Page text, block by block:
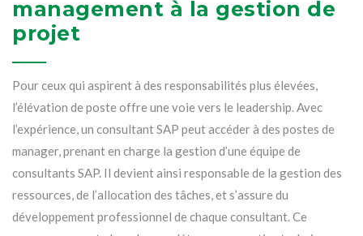
management à la gestion de
projet
Pour ceux qui aspirent à des responsabilités plus élevées,
l’élévation de poste offre une voie vers le leadership. Avec
l’expérience, un consultant SAP peut accéder à des postes de
manager, prenant en charge la gestion d’une équipe de
consultants SAP. Il devient ainsi responsable de la gestion des
ressources, de l’allocation des tâches, et s’assure du
développement professionnel de chaque consultant. Ce